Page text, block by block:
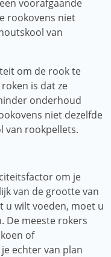
voorafgaande
rookovens niet
van
om de rook te
is dat ze
onderhoud
niet dezelfde
van rookpellets.
om je
van de grootte van
u wilt voeden, moet u
De meeste rokers
of
echter van plan